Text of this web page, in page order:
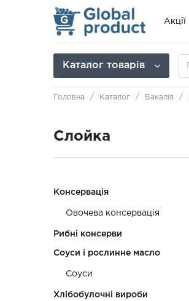
Акції
Каталог товарів
Головна Каталог Бакалія
Слойка
Консервація
Овочева консервація
Рибні консерви
Соуси і рослинне масло
Соуси
Хлібобулочні вироби